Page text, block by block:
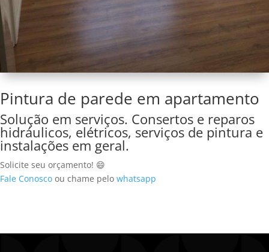
Pintura de parede em apartamento
Solução em serviços. Consertos e reparos
hidráulicos, elétricos, serviços de pintura e
instalações em geral.
Solicite seu orçamento! 😄
Fale Conosco ou chame pelo whatsapp